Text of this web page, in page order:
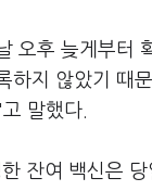
오후 늦게부터
하지 않았기 때
말했다.
잔여 백신은 당